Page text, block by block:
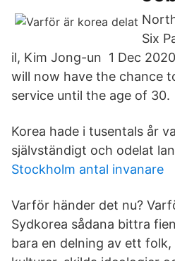
Six
il, Kim Jong-un 1 Dec
will now have the chance
service until the age of 30.
Korea hade i tusentals år
självständigt och odelat
Stockholm antal invanare
Varför händer det nu?
Sydkorea sådana bittra
bara en delning av ett